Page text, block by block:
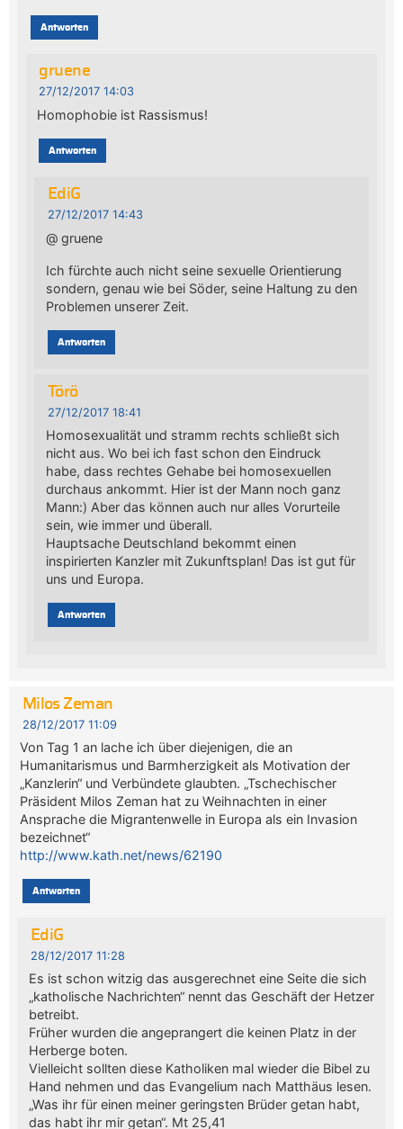
Antworten
gruene
27/12/2017 14:03
Homophobie ist Rassismus!
Antworten
EdiG
27/12/2017 14:43
@ gruene
Ich fürchte auch nicht seine sexuelle Orientierung
sondern, genau wie bei Söder, seine Haltung zu den
Problemen unserer Zeit.
Antworten
Törö
27/12/2017 18:41
Homosexualität und stramm rechts schließt sich
nicht aus. Wo bei ich fast schon den Eindruck
habe, dass rechtes Gehabe bei homosexuellen
durchaus ankommt. Hier ist der Mann noch ganz
Mann:) Aber das können auch nur alles Vorurteile
sein, wie immer und überall.
Hauptsache Deutschland bekommt einen
inspirierten Kanzler mit Zukunftsplan! Das ist gut für
uns und Europa.
Antworten
Milos Zeman
28/12/2017 11:09
Von Tag 1 an lache ich über diejenigen, die an
Humanitarismus und Barmherzigkeit als Motivation der
„Kanzlerin“ und Verbündete glaubten. „Tschechischer
Präsident Milos Zeman hat zu Weihnachten in einer
Ansprache die Migrantenwelle in Europa als ein Invasion
bezeichnet“
http://www.kath.net/news/62190
Antworten
EdiG
28/12/2017 11:28
Es ist schon witzig das ausgerechnet eine Seite die sich
„katholische Nachrichten“ nennt das Geschäft der Hetzer
betreibt.
Früher wurden die angeprangert die keinen Platz in der
Herberge boten.
Vielleicht sollten diese Katholiken mal wieder die Bibel zu
Hand nehmen und das Evangelium nach Matthäus lesen.
„Was ihr für einen meiner geringsten Brüder getan habt,
das habt ihr mir getan“. Mt 25,41